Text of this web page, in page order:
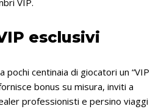
VIP.
esclusivi
pochi centinaia di giocatori un “VIP
bonus su misura, inviti a
professionisti e persino viaggi